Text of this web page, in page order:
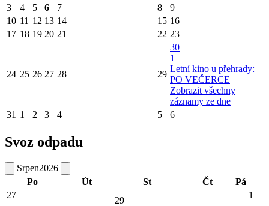
3 4 5 6 7 8
9
10 11 12 13 14 15 16
17 18 19 20 21 22 23
24 25 26 27 28 29
30
1
Letní kino u přehrady:
PO VEČERCE
Zobrazit všechny
záznamy ze dne
31 1 2 3 4 5 6
Svoz odpadu
Srpen2026
Po
Út St Čt
Pá
27
29
1